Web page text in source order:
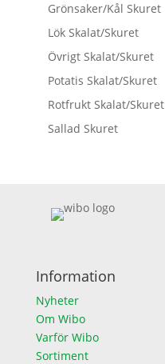
Grönsaker/Kål Skuret
Lök Skalat/Skuret
Övrigt Skalat/Skuret
Potatis Skalat/Skuret
Rotfrukt Skalat/Skuret
Sallad Skuret
Information
Nyheter
Om Wibo
Varför Wibo
Sortiment